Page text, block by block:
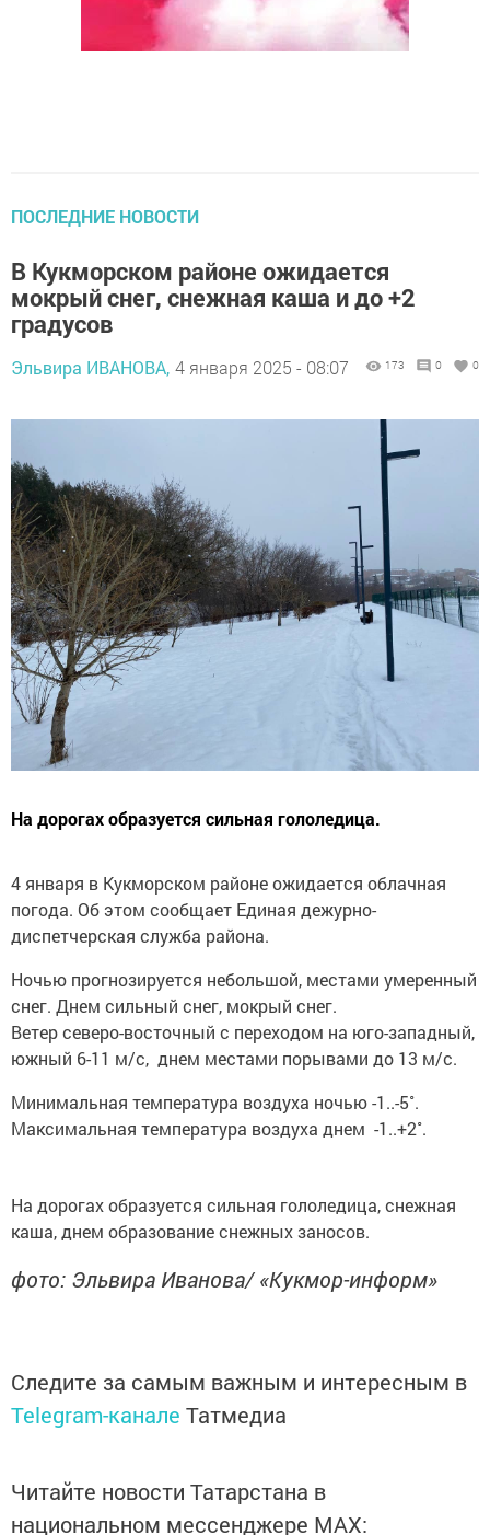
ПОСЛЕДНИЕ НОВОСТИ
В Кукморском районе ожидается
мокрый снег, снежная каша и до +2
градусов
Эльвира ИВАНОВА, 4 января 2025 - 08:07 173 0 0
На дорогах образуется сильная гололедица.
4 января в Кукморском районе ожидается облачная
погода. Об этом сообщает Единая дежурно-
диспетчерская служба района.
Ночью прогнозируется небольшой, местами умеренный
снег. Днем сильный снег, мокрый снег.
Ветер северо-восточный с переходом на юго-западный,
южный 6-11 м/с, днем местами порывами до 13 м/с.
Минимальная температура воздуха ночью -1..-5˚.
Максимальная температура воздуха днем -1..+2˚.
На дорогах образуется сильная гололедица, снежная
каша, днем образование снежных заносов.
фото: Эльвира Иванова/ «Кукмор-информ»
Следите за самым важным и интересным в
Telegram-канале Татмедиа
Читайте новости Татарстана в
национальном мессенджере MАХ: